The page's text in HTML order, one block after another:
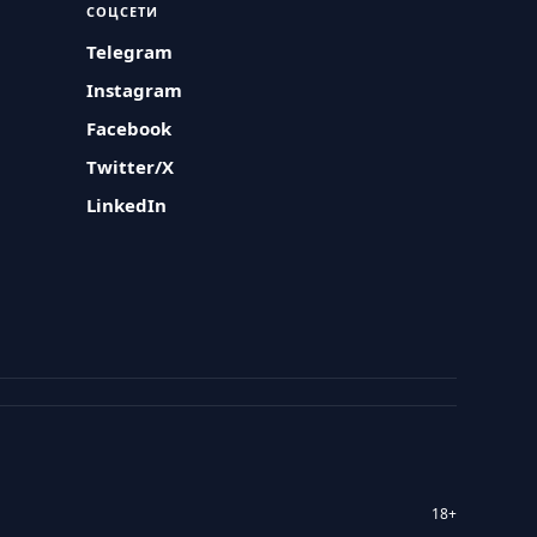
СОЦСЕТИ
Telegram
Instagram
Facebook
Twitter/X
LinkedIn
18+